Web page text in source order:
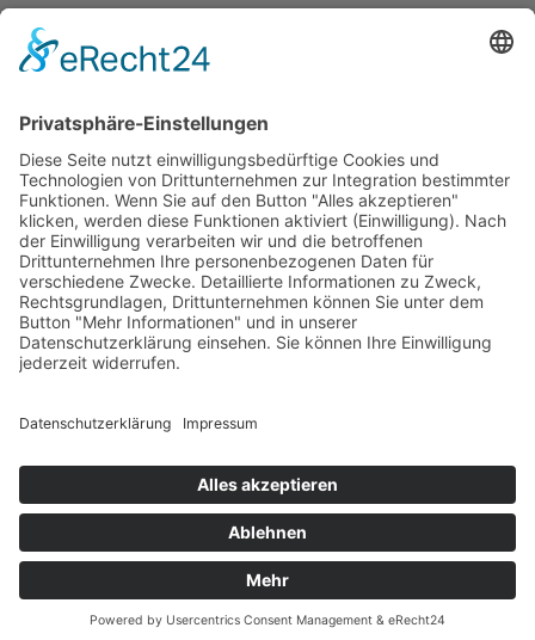
Print 9,99 € / E-Book 9,99 €
mehr Infos …
Silvia Stolzenburg
Blutfährte
8. März 2017
sofort lieferbar
343 Seiten, 13,5 x 21 cm
Print 15,– € / E-Book 10,99 €
AGB
Sitemap
© 2026 Gmeiner-Verlag GmbH